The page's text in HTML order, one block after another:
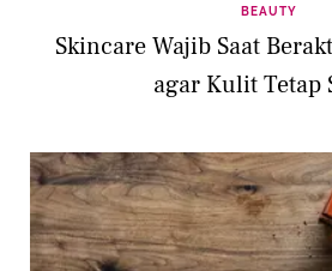
BEAUTY
Skincare Wajib Saat
agar Kulit Tetap